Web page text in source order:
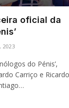
oficial da
2023
do Pénis’,
Carriço e Ricardo